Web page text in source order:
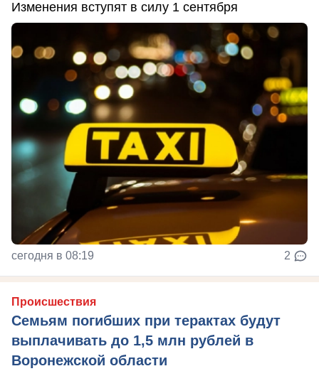
Изменения вступят в силу 1 сентября
сегодня в 08:19 2
Происшествия
Семьям погибших при терактах будут
выплачивать до 1,5 млн рублей в
Воронежской области